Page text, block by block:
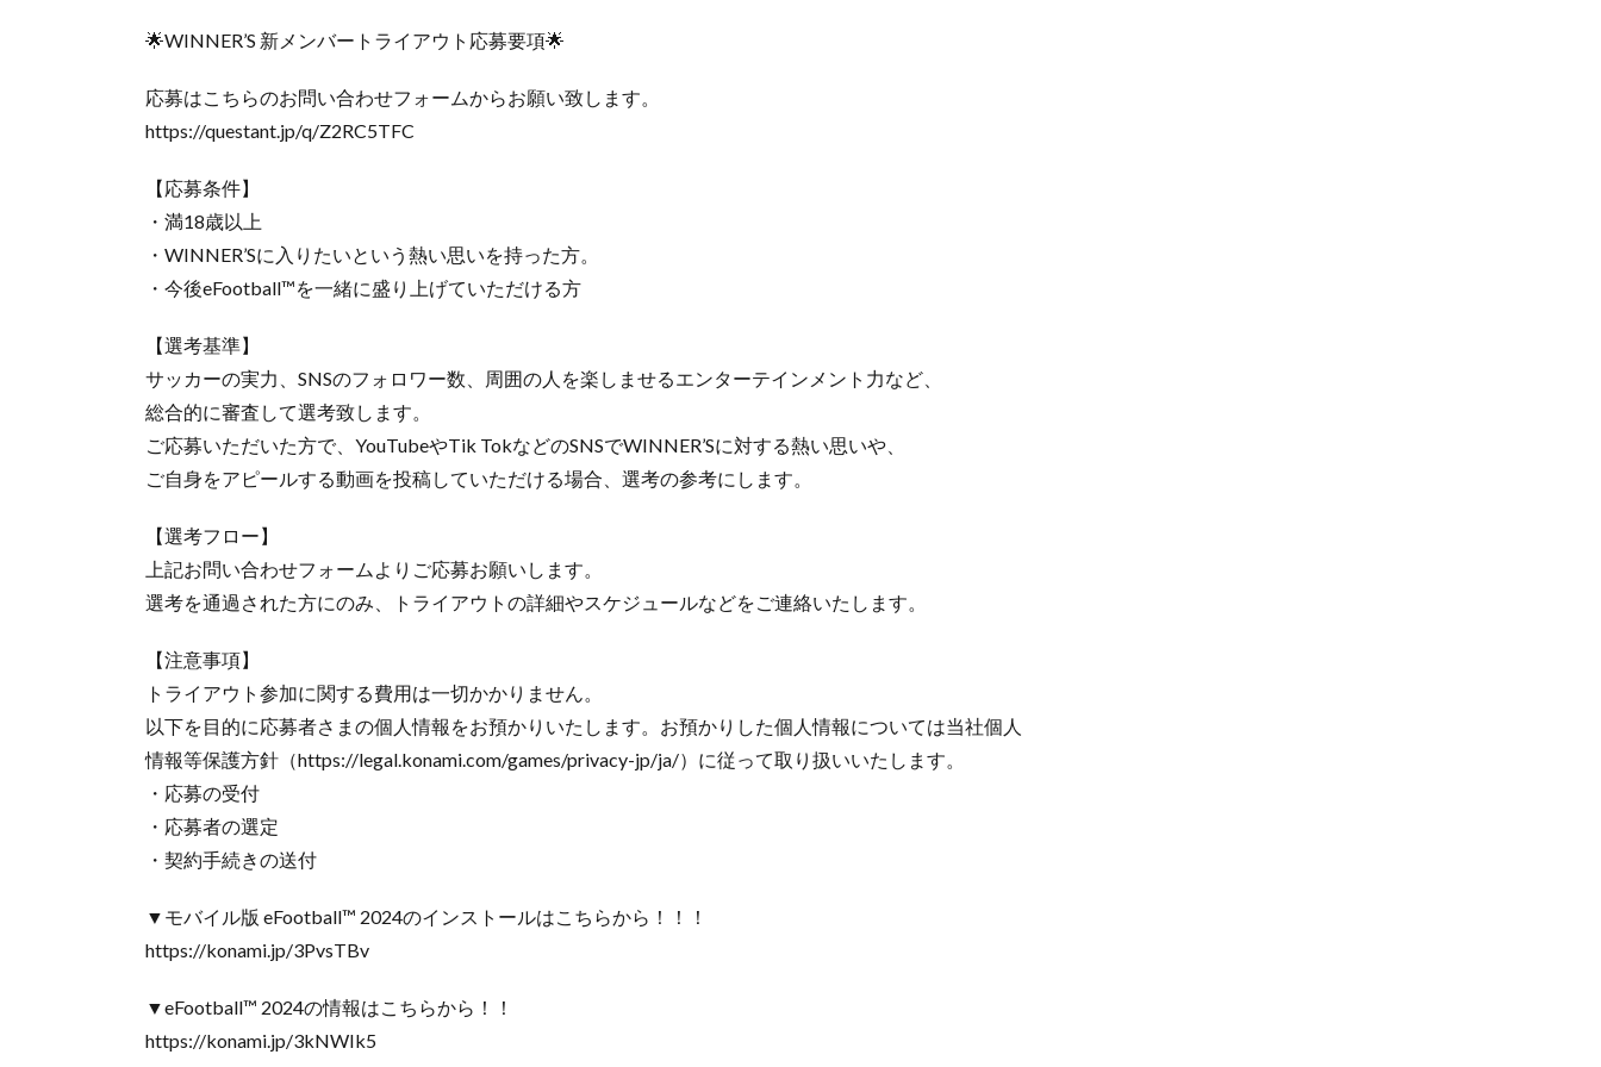
🌟WINNER’S 新メンバートライアウト応募要項🌟
応募はこちらのお問い合わせフォームからお願い致します。
https://questant.jp/q/Z2RC5TFC
【応募条件】
・満18歳以上
・WINNER’Sに入りたいという熱い思いを持った方。
・今後eFootball™︎を一緒に盛り上げていただける方
【選考基準】
サッカーの実力、SNSのフォロワー数、周囲の人を楽しませるエンターテインメント力など、
総合的に審査して選考致します。
ご応募いただいた方で、YouTubeやTik TokなどのSNSでWINNER’Sに対する熱い思いや、
ご自身をアピールする動画を投稿していただける場合、選考の参考にします。
【選考フロー】
上記お問い合わせフォームよりご応募お願いします。
選考を通過された方にのみ、トライアウトの詳細やスケジュールなどをご連絡いたします。
【注意事項】
トライアウト参加に関する費用は一切かかりません。
以下を目的に応募者さまの個人情報をお預かりいたします。お預かりした個人情報については当社個人
情報等保護方針（https://legal.konami.com/games/privacy-jp/ja/）に従って取り扱いいたします。
・応募の受付
・応募者の選定
・契約手続きの送付
▼モバイル版 eFootball™ 2024のインストールはこちらから！！！
https://konami.jp/3PvsTBv
▼eFootball™ 2024の情報はこちらから！！
https://konami.jp/3kNWIk5